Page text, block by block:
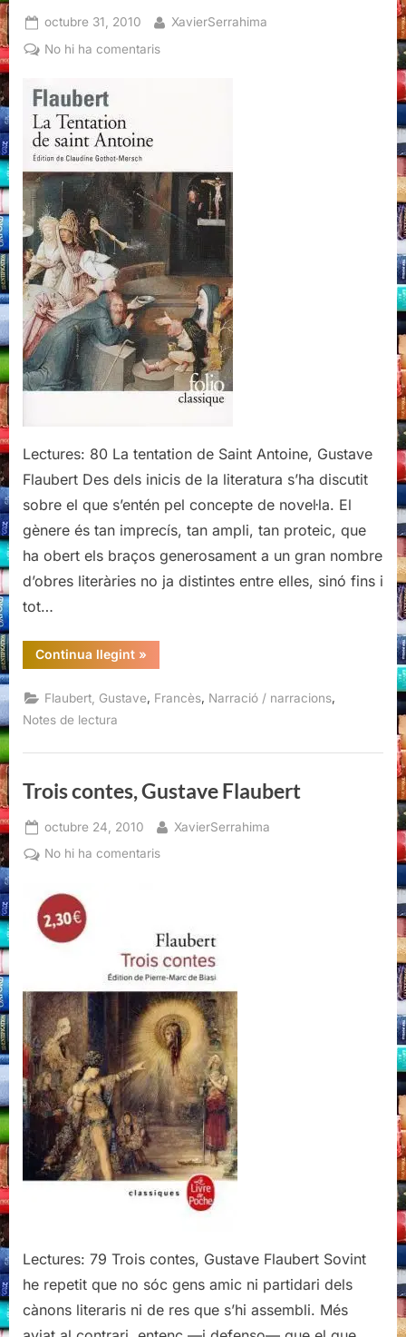
Posted
on
octubre 31, 2010 By
XavierSerrahima
No hi ha comentarisa
Gustave
Flaubert
Lectures: 80 La tentation de Saint Antoine, Gustave
Flaubert Des dels inicis de la literatura s’ha discutit
sobre el que s’entén pel concepte de novel·la. El
gènere és tan imprecís, tan ampli, tan proteic, que
ha obert els braços generosament a un gran nombre
d’obres literàries no ja distintes entre elles, sinó fins i
tot…
Continua llegint“La
tentation
Saint
Antoine,
»
Flaubert, Gustave, Francès, Narració / narracions,
Notes de lectura
Trois contes, Gustave Flaubert
Posted
on
octubre 24, 2010 By
XavierSerrahima
No hi ha comentarisa
Flaubert
Lectures: 79 Trois contes, Gustave Flaubert Sovint
he repetit que no sóc gens amic ni partidari dels
cànons literaris ni de res que s’hi assembli. Més